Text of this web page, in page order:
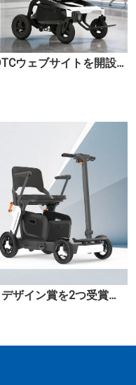
ウェブサイトを開設
ザイン賞を2つ受賞
定義しました。